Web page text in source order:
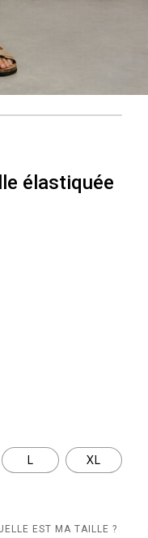
élastiquée
L XL
EST MA TAILLE ?